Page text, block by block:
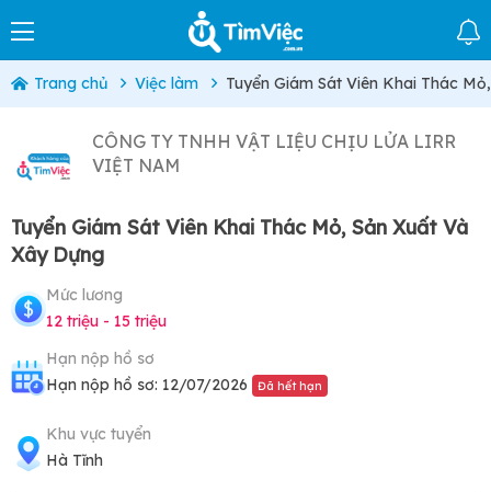
Trang chủ Việc làm Tuyển Giám Sát Viên Khai Thác
CÔNG TY TNHH VẬT LIỆU CHỊU LỬA LIRR
VIỆT NAM
Tuyển Giám Sát Viên Khai Thác Mỏ, Sản Xuất Và
Xây Dựng
Mức lương
12 triệu - 15 triệu
Hạn nộp hồ sơ
Hạn nộp hồ sơ: 12/07/2026
Đã hết hạn
Khu vực tuyển
Hà Tĩnh